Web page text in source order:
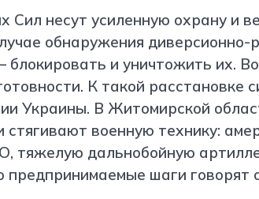
Сил несут усиленную охрану и
обнаружения
блокировать и уничтожить их.
К такой расстановке
Украины. В Житомирской
стягивают военную технику:
тяжелую дальнобойную
предпринимаемые шаги говорят